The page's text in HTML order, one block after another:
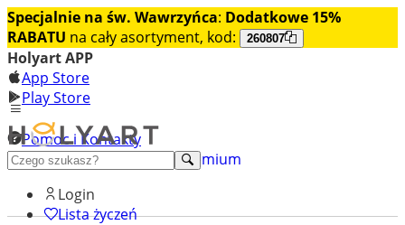
Specjalnie na św. Wawrzyńca: Dodatkowe 15%
RABATU na cały asortyment, kod: 260807
Holyart APP
App Store
Play Store
Pomoc i Kontakty
+48 222 922 860
Odkryj premium
Login
Lista życzeń